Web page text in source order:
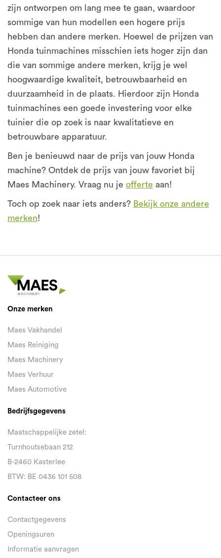
zijn ontworpen om lang mee te gaan, waardoor
sommige van hun modellen een hogere prijs
hebben dan andere merken. Hoewel de prijzen van
Honda tuinmachines misschien iets hoger zijn dan
die van sommige andere merken, krijg je wel
hoogwaardige kwaliteit, betrouwbaarheid en
duurzaamheid in de plaats. Hierdoor zijn Honda
tuinmachines een goede investering voor elke
tuinier die op zoek is naar kwalitatieve en
betrouwbare apparatuur.
Ben je benieuwd naar de prijs van jouw Honda
machine? Ontdek de prijs van jouw favoriet bij
Maes Machinery. Vraag nu je offerte aan!
Toch op zoek naar iets anders? Bekijk onze andere
merken!
Onze merken
Maes Vakhandel
Maes Reiniging
Maes Machinery
Maes Verhuur
Maes Automotive
Bedrijfsgegevens
Maatschappelijke zetel:
Turnhoutsebaan 212
B-2460 Kasterlee
BTW: BE 0436 101 508
Contacteer ons
Contactgegevens
Openingsuren
Informatie aanvragen